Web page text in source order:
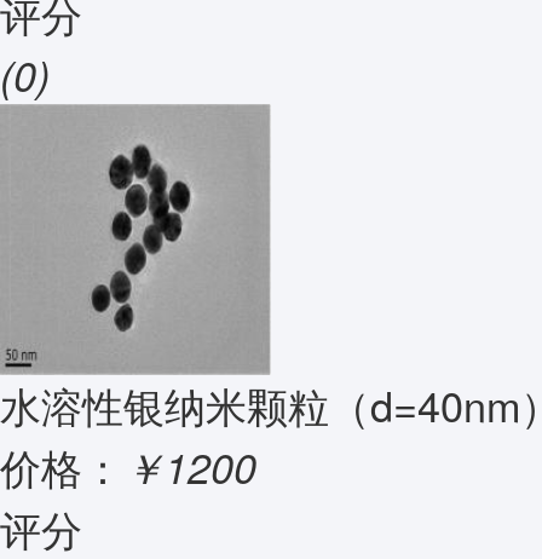
评分
(0)
水溶性银纳米颗粒（d=40nm
价格： ￥1200
评分